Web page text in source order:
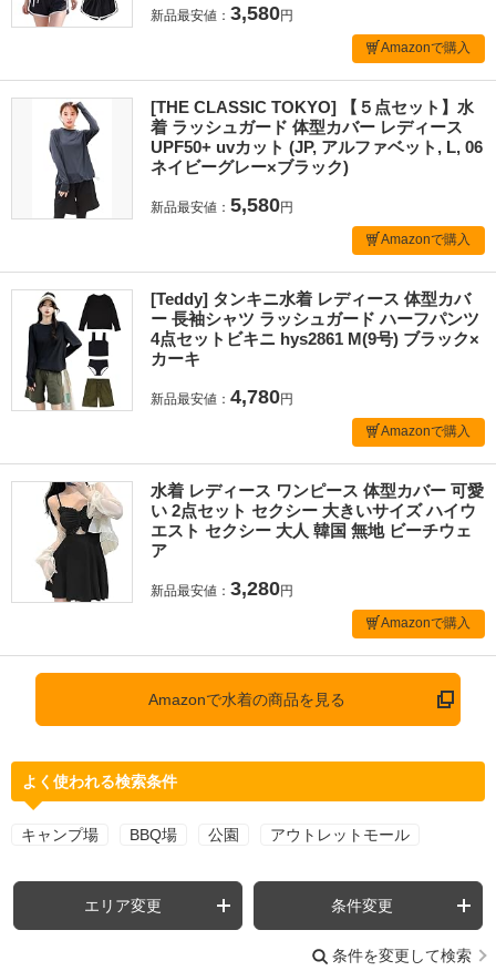
新品最安値： 3,580円
Amazonで購入
[THE CLASSIC TOKYO] 【５点セット】水
着 ラッシュガード 体型カバー レディース
UPF50+ uvカット (JP, アルファベット, L, 06
ネイビーグレー×ブラック)
新品最安値： 5,580円
Amazonで購入
[Teddy] タンキニ水着 レディース 体型カバ
ー 長袖シャツ ラッシュガード ハーフパンツ
4点セットビキニ hys2861 M(9号) ブラック×
カーキ
新品最安値： 4,780円
Amazonで購入
水着 レディース ワンピース 体型カバー 可愛
い 2点セット セクシー 大きいサイズ ハイウ
エスト セクシー 大人 韓国 無地 ビーチウェ
ア
新品最安値： 3,280円
Amazonで購入
Amazonで水着の商品を見る
よく使われる検索条件
キャンプ場 BBQ場 公園 アウトレットモール
エリア変更 条件変更
条件を変更して検索